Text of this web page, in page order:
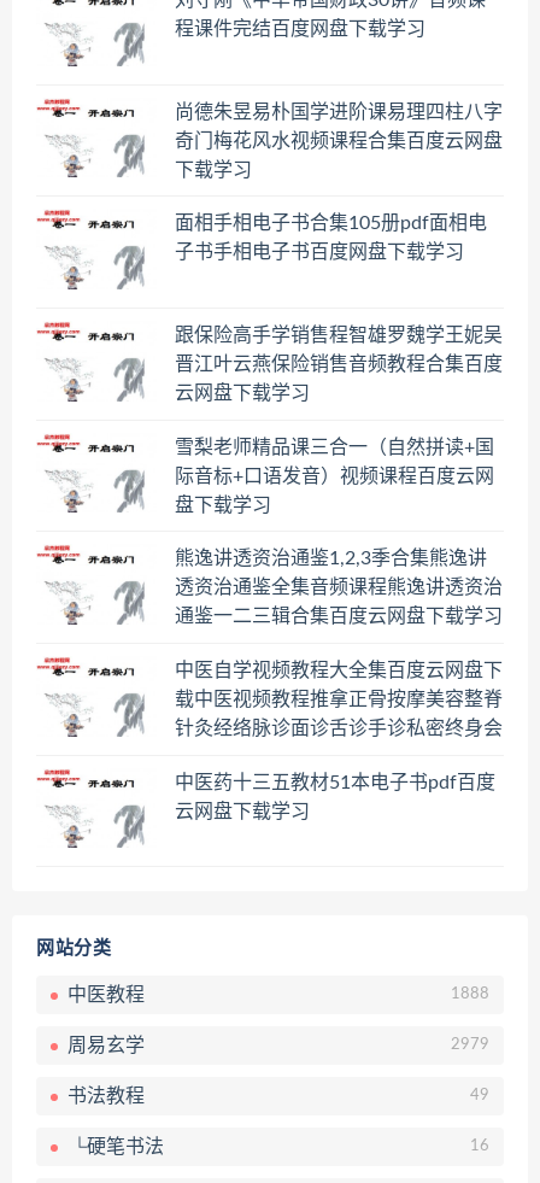
程课件完结百度网盘下载学习
尚德朱昱易朴国学进阶课易理四柱八字
奇门梅花风水视频课程合集百度云网盘
下载学习
面相手相电子书合集105册pdf面相电
子书手相电子书百度网盘下载学习
跟保险高手学销售程智雄罗魏学王妮吴
晋江叶云燕保险销售音频教程合集百度
云网盘下载学习
雪梨老师精品课三合一（自然拼读+国
际音标+口语发音）视频课程百度云网
盘下载学习
熊逸讲透资治通鉴1,2,3季合集熊逸讲
透资治通鉴全集音频课程熊逸讲透资治
通鉴一二三辑合集百度云网盘下载学习
中医自学视频教程大全集百度云网盘下
载中医视频教程推拿正骨按摩美容整脊
针灸经络脉诊面诊舌诊手诊私密终身会
中医药十三五教材51本电子书pdf百度
云网盘下载学习
网站分类
中医教程 1888
周易玄学 2979
书法教程 49
└硬笔书法 16